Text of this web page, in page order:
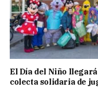
El Día del Niño
colecta solidaria de